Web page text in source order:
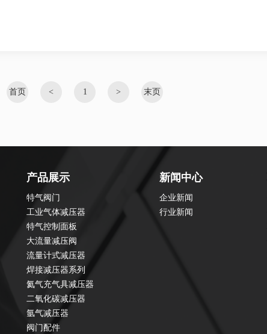
首页 < 1 > 末页
产品展示
特气阀门
工业气体减压器
特气控制面板
大流量减压阀
流量计式减压器
焊接减压器系列
氦气充气具减压器
二氧化碳减压器
氩气减压器
阀门配件
新闻中心
企业新闻
行业新闻